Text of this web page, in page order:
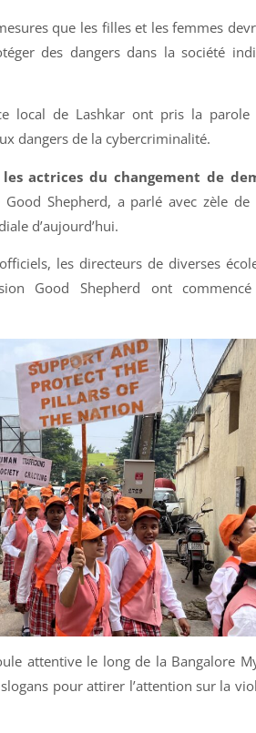
que les filles et les femmes
des dangers dans la société
local de Lashkar ont pris la parole
dangers de la cybercriminalité.
actrices du changement de
Shepherd, a parlé avec zèle de
d’aujourd’hui.
les directeurs de diverses
Good Shepherd ont
attentive le long de la Bangalore
pour attirer l’attention sur la